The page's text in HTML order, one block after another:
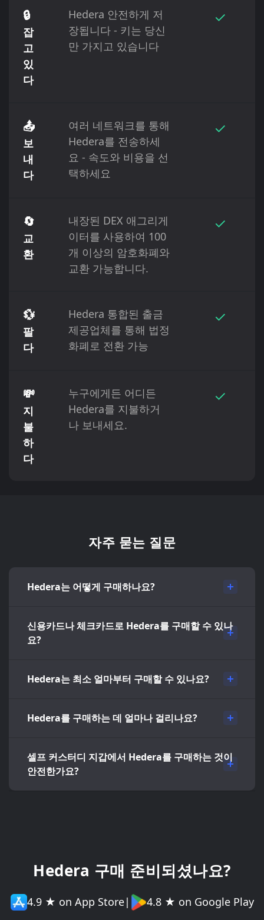
🔒
잡
고
있
다
Hedera 안전하게 저
장됩니다 - 키는 당신
만 가지고 있습니다
✓
📤
보
내
다
여러 네트워크를 통해
Hedera를 전송하세
요 - 속도와 비용을 선
택하세요
✓
🔄
교
환
내장된 DEX 애그리게
이터를 사용하여 100
개 이상의 암호화폐와
교환 가능합니다.
✓
💱
팔
다
Hedera 통합된 출금
제공업체를 통해 법정
화폐로 전환 가능
✓
💸
지
불
하
다
누구에게든 어디든
Hedera를 지불하거
나 보내세요.
✓
자주 묻는 질문
Hedera는 어떻게 구매하나요?
신용카드나 체크카드로 Hedera를 구매할 수 있나
요?
Hedera는 최소 얼마부터 구매할 수 있나요?
Hedera를 구매하는 데 얼마나 걸리나요?
셀프 커스터디 지갑에서 Hedera를 구매하는 것이
안전한가요?
Hedera 구매 준비되셨나요?
4.9 ★ on App Store| 4.8 ★ on Google Play